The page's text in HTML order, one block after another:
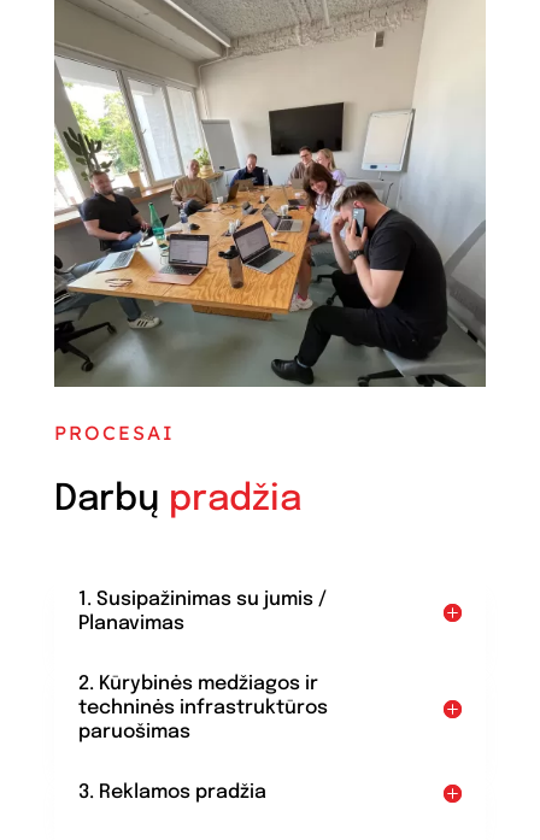
PROCESAI
Darbų pradžia
1. Susipažinimas su jumis /
Planavimas
2. Kūrybinės medžiagos ir
techninės infrastruktūros
paruošimas
3. Reklamos pradžia